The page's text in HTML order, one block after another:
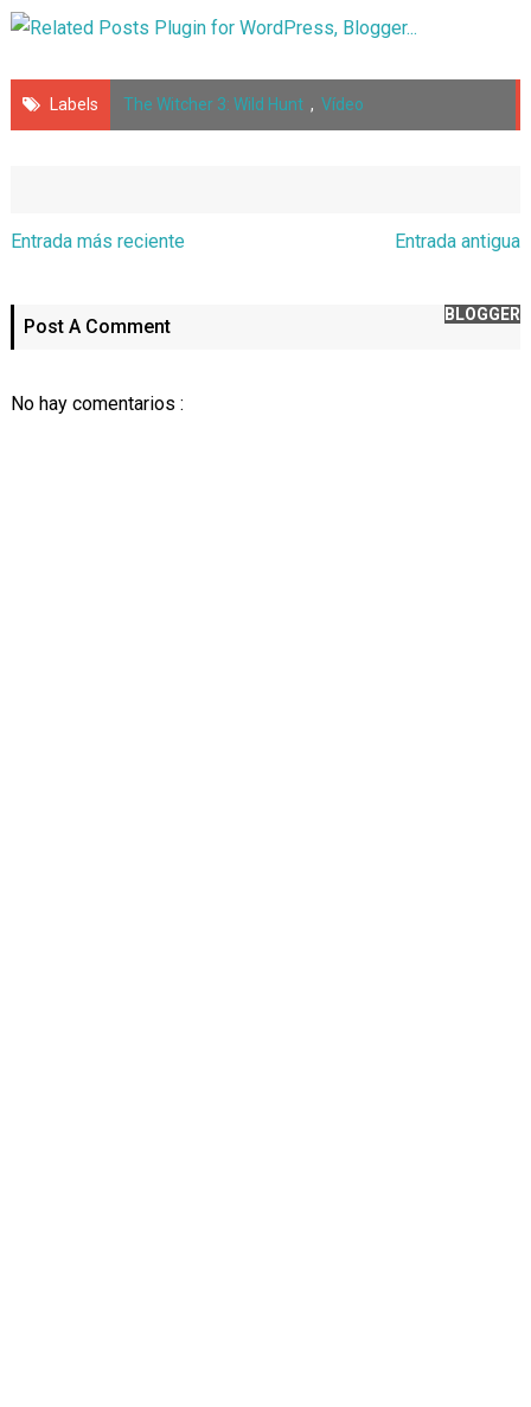
Labels The Witcher 3: Wild Hunt , Vídeo
Entrada más reciente Entrada antigua
Post A Comment
BLOGGER
No hay comentarios :